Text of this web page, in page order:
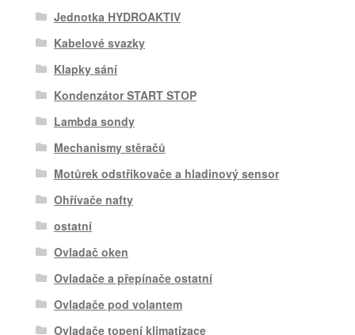
Jednotka HYDROAKTIV
Kabelové svazky
Klapky sání
Kondenzátor START STOP
Lambda sondy
Mechanismy stěračů
Motůrek odstřikovače a hladinový sensor
Ohřívače nafty
ostatní
Ovladač oken
Ovladače a přepínače ostatní
Ovladače pod volantem
Ovladače topení klimatizace